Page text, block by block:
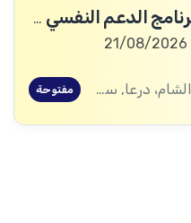
ميسر جلسات برنامج الدعم النفسي الاجتماعي
بصرى الشام، درعا, سعسع، ريف دمشق, المسيفرة، درعا, قدسيا، ريف دمشق, قطنا، ريف دمشق, مضايا، ريف دمشق, المزرعة، السويداء, الجيزة، درعا, الديماس، ريف دمشق, سرغايا، ريف دمشق, بيت جن، ريف دمشق, عين الفيجة، ريف دمشق, خربة غزالة، درعا, عش الشجرة، درعا, داعل، درعا, المزيريب، درعا, كوم الباشا، القنيطرة, جباتا الخشب، القنيطرة, ممتنة، القنيطرة, نبع الصخر، القنيطرة, خان أرنبة، القنيطرة, مشناف، السويداء مفتوحة